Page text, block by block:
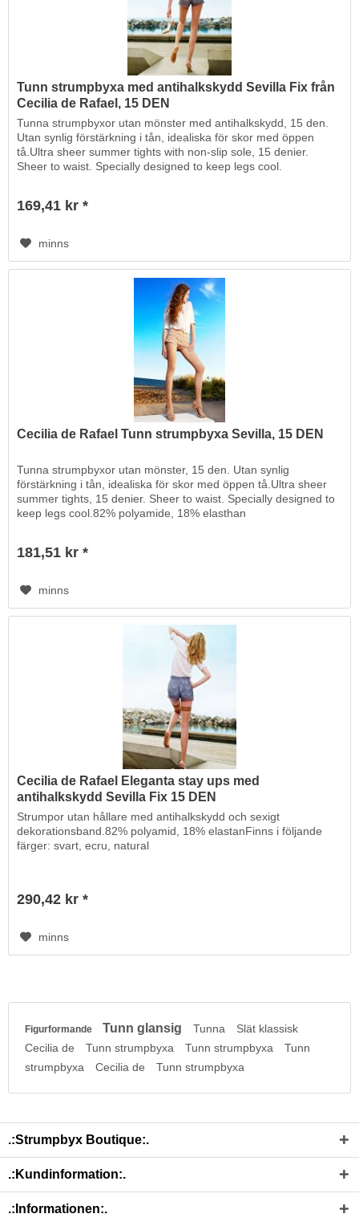
Tunn strumpbyxa med antihalkskydd Sevilla Fix från
Cecilia de Rafael, 15 DEN
Tunna strumpbyxor utan mönster med antihalkskydd, 15 den.
Utan synlig förstärkning i tån, idealiska för skor med öppen
tå.Ultra sheer summer tights with non-slip sole, 15 denier.
Sheer to waist. Specially designed to keep legs cool.
169,41 kr *
minns
Cecilia de Rafael Tunn strumpbyxa Sevilla, 15 DEN
Tunna strumpbyxor utan mönster, 15 den. Utan synlig
förstärkning i tån, idealiska för skor med öppen tå.Ultra sheer
summer tights, 15 denier. Sheer to waist. Specially designed to
keep legs cool.82% polyamide, 18% elasthan
181,51 kr *
minns
Cecilia de Rafael Eleganta stay ups med
antihalkskydd Sevilla Fix 15 DEN
Strumpor utan hållare med antihalkskydd och sexigt
dekorationsband.82% polyamid, 18% elastanFinns i följande
färger: svart, ecru, natural
290,42 kr *
minns
Figurformande Tunn glansig Tunna
Slät klassisk
Cecilia de
Tunn strumpbyxa Tunn strumpbyxa
Tunn
strumpbyxa
Cecilia de Tunn strumpbyxa
.:Strumpbyx Boutique:.
.:Kundinformation:.
.:Informationen:.